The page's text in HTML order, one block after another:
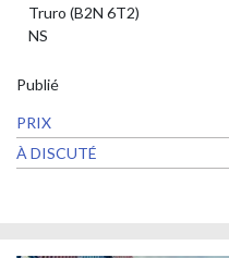
Truro (B2N 6T2)
NS
Publié
PRIX
À DISCUTÉ